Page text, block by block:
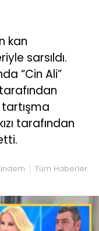
kan
sarsıldı.
“Cin Ali”
tartışma
tarafından
Tüm Haberler